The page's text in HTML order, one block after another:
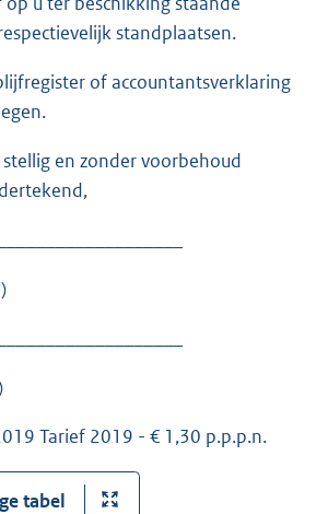
standplaatsen.
of accountantsverklaring
en zonder voorbehoud
Tarief 2019 - € 1,30 p.p.p.n.
tabel